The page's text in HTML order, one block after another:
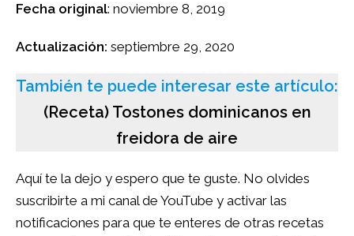
Fecha original: noviembre 8, 2019
Actualización: septiembre 29, 2020
También te puede interesar este artículo:
(Receta) Tostones dominicanos en
freidora de aire
Aquí te la dejo y espero que te guste. No olvides
suscribirte a mi canal de YouTube y activar las
notificaciones para que te enteres de otras recetas